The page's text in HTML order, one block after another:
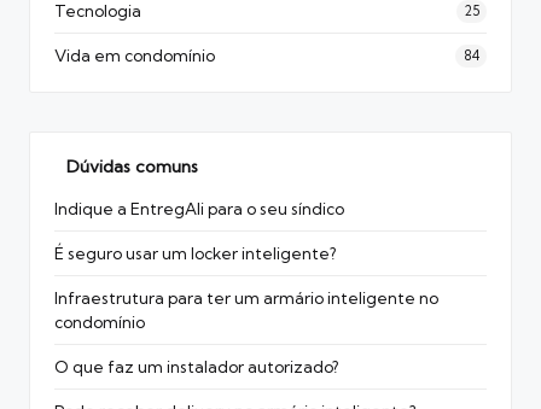
Tecnologia 25
Vida em condomínio 84
Dúvidas comuns
Indique a EntregAli para o seu síndico
É seguro usar um locker inteligente?
Infraestrutura para ter um armário inteligente no
condomínio
O que faz um instalador autorizado?